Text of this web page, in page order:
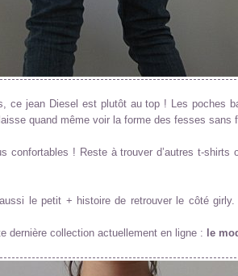
ce jean Diesel est plutôt au top ! Les poches
quand même voir la forme des fesses sans
confortables ! Reste à trouver d’autres t-shirts
le petit + histoire de retrouver le côté girly.
dernière collection actuellement en ligne : le